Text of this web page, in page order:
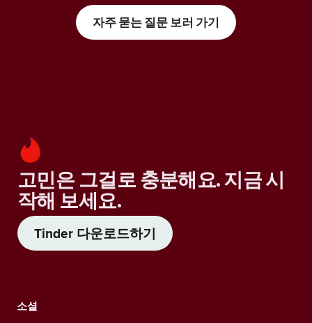
자주 묻는 질문 보러 가기
고민은 그걸로 충분해요. 지금 시
작해 보세요.
Tinder 다운로드하기
소셜